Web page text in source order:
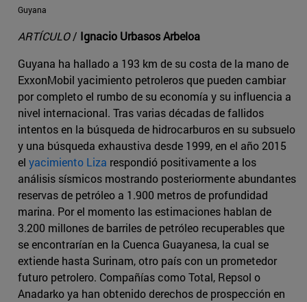
Guyana
ARTÍCULO/ Ignacio Urbasos Arbeloa
Guyana ha hallado a 193 km de su costa de la mano de
ExxonMobil yacimiento petroleros que pueden cambiar
por completo el rumbo de su economía y su influencia a
nivel internacional. Tras varias décadas de fallidos
intentos en la búsqueda de hidrocarburos en su subsuelo
y una búsqueda exhaustiva desde 1999, en el año 2015
el yacimiento Liza respondió positivamente a los
análisis sísmicos mostrando posteriormente abundantes
reservas de petróleo a 1.900 metros de profundidad
marina. Por el momento las estimaciones hablan de
3.200 millones de barriles de petróleo recuperables que
se encontrarían en la Cuenca Guayanesa, la cual se
extiende hasta Surinam, otro país con un prometedor
futuro petrolero. Compañías como Total, Repsol o
Anadarko ya han obtenido derechos de prospección en